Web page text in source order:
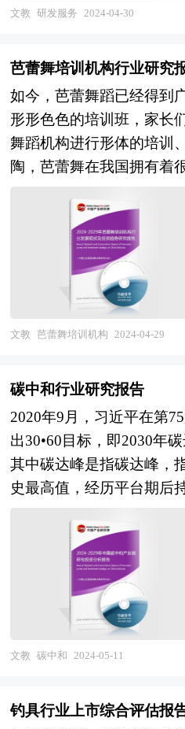
研究网、国内外相关报刊
牌的行业现状、市场各类
业状况、区域市场发展情
和深入的分析，着重对棋
入的分析，并根据棋牌行
棋牌行业潜在的风险和防
业规划院领衔制作，精英
目积累了宝贵经验，为项
研产业规划院率先在业内
解决方案，提供从前期拿
规划、空间规划、总体规
计、景观设计、IP设计、
基础上，通过与国际同步
度来架构分析体系。让您
业！权威！报告根据研发
年的实践经验，对中国研
境、行业发展现状、产业
竞争格局、标杆企业、发
策略与投资建议等进行了
研发服务行业将面临的机
业未来的发展趋势及前景
研发服务企业、学术科研
行业最新发展动态，把握
发展战略的必备参考工具
文教 研发服务 2024-04-30
芭蕾舞培训机构行业研究
如今，芭蕾舞蹈已经得到
形形色色的培训班，家长
舞蹈机构进行形体的培训
陶，芭蕾舞在我国拥有着
来，芭蕾舞（ballet）都被
力无穷的艺术。优雅的舞
韵味的脚尖旋转能够将人
芭蕾的精致、优雅和难度
冠之珠”的美称。 如今，
普及，开始出现形形色色
孩子们送进芭蕾舞培训班
华咨询公司领衔撰写，在
改委、国家经济信息中心
国家海关总署、全国商业
监测中心、中国行业研究
刊杂志媒体提供的最新研
芭蕾舞培训机构行业的发
分析，对我国行业市场情
作了详尽研究，重点分析
发展趋势以及行业投资情
机构下游行业的发展进行
构及相关企业、投资部门
中国市场发展动态，把握
文教 芭蕾舞培训机构 2024-04-29
碳中和行业研究报告
2020年9月，习近平在第
出30•60目标，即2030年
其中碳达峰是指碳达峰，
史最高值，经历平台期后
化碳排放量由增转降的历
碳中和是指企业、团体或
接或间接产生的温室气体
造树造林、节能减排等形
化碳排放量，实现二氧化
出，根本旨在谋求发展的
源绿色低碳发展由为关键
间格局，走生态优先、绿
文教 碳中和 2024-05-11
钓具行业上市综合评估报